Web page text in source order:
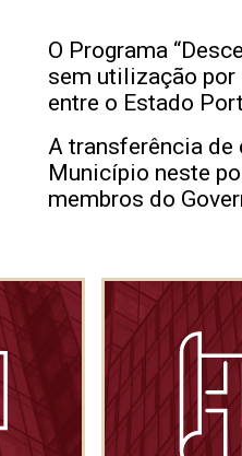
O Programa
sem utilização por
entre o Estado
A transferência de
Município neste
membros do